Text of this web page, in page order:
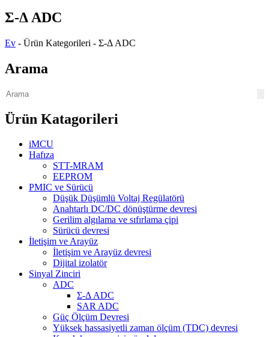
Σ-Δ ADC
Ev - Ürün Kategorileri - Σ-Δ ADC
Arama
Ürün Katagorileri
iMCU
Hafıza
STT-MRAM
EEPROM
PMIC ve Sürücü
Düşük Düşümlü Voltaj Regülatörü
Anahtarlı DC/DC dönüştürme devresi
Gerilim algılama ve sıfırlama çipi
Sürücü devresi
İletişim ve Arayüz
İletişim ve Arayüz devresi
Dijital izolatör
Sinyal Zinciri
ADC
Σ-Δ ADC
SAR ADC
Güç Ölçüm Devresi
Yüksek hassasiyetli zaman ölçüm (TDC) devresi